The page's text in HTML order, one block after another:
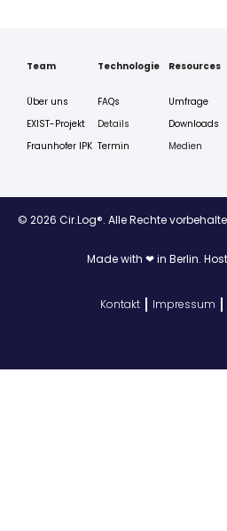
Team
Über uns
EXIST-Projekt
Fraunhofer IPK
Technologie
FAQs
Details
Termin
Resources
Umfrage
Downloads
Medien
© 2026 Cir.Log®. Alle Rechte
Kontakt Impressum
Made with ❤ in Berlin.